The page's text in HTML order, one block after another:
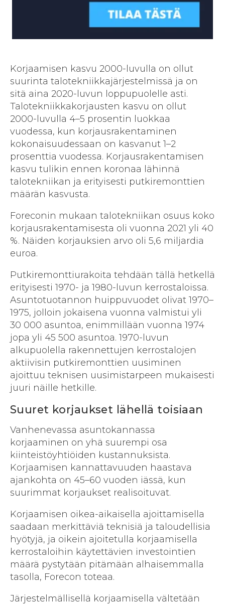
Korjaamisen kasvu 2000-luvulla on ollut
suurinta talotekniikkajärjestelmissä ja on
sitä aina 2020-luvun loppupuolelle asti.
Talotekniikkakorjausten kasvu on ollut
2000-luvulla 4–5 prosentin luokkaa
vuodessa, kun korjausrakentaminen
kokonaisuudessaan on kasvanut 1–2
prosenttia vuodessa. Korjausrakentamisen
kasvu tulikin ennen koronaa lähinnä
talotekniikan ja erityisesti putkiremonttien
määrän kasvusta.
Foreconin mukaan talotekniikan osuus koko
korjausrakentamisesta oli vuonna 2021 yli 40
%. Näiden korjauksien arvo oli 5,6 miljardia
euroa.
Putkiremonttiurakoita tehdään tällä hetkellä
erityisesti 1970- ja 1980-luvun kerros­taloissa.
Asuntotuotannon huippuvuodet olivat 1970–
1975, jolloin jokaisena vuonna valmistui yli
30 000 asuntoa, enimmillään vuonna 1974
jopa yli 45 500 asuntoa. 1970-luvun
alkupuolella rakennettujen kerrostalojen
aktiivisin putki­remonttien uusiminen
ajoittuu teknisen uusimistarpeen mukaisesti
juuri näille hetkille.
Suuret korjaukset lähellä toisiaan
Vanhenevassa asuntokannassa
korjaaminen on yhä suurempi osa
kiinteistöyhtiöiden kustannuksista.
Korjaamisen kannattavuuden haastava
ajankohta on 45–60 vuoden iässä, kun
suurimmat korjaukset realisoituvat.
Korjaamisen oikea-aikaisella ajoittamisella
saadaan merkittäviä teknisiä ja taloudellisia
hyötyjä, ja oikein ajoitetulla korjaamisella
kerrostaloihin käytettävien investointien
määrä pystytään pitämään alhaisemmalla
tasolla, Forecon toteaa.
Järjestelmällisellä korjaamisella vältetään